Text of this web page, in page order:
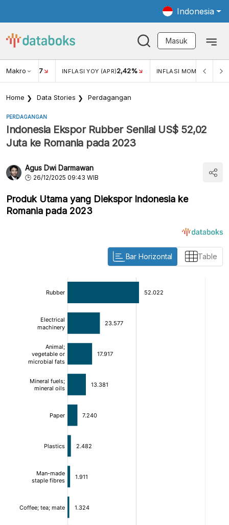
Indonesia
Masuk
Makro
USD/IDR 17 INFLASI YOY (APR)2,42% INFLASI MOM (MAR)
Home Data Stories Perdagangan
PERDAGANGAN
Indonesia Ekspor Rubber Senilai US$ 52,02
Juta ke Romania pada 2023
Agus Dwi Darmawan
26/12/2025 09:43 WIB
Produk Utama yang Diekspor Indonesia ke
Romania pada 2023
Bar Horizontal Table